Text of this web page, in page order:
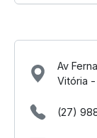
Av
Vitória -
(27)